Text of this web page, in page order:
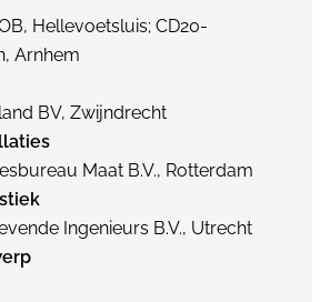
Hellevoetsluis; CD20-
Arnhem
BV, Zwijndrecht
Maat B.V., Rotterdam
Ingenieurs B.V., Utrecht